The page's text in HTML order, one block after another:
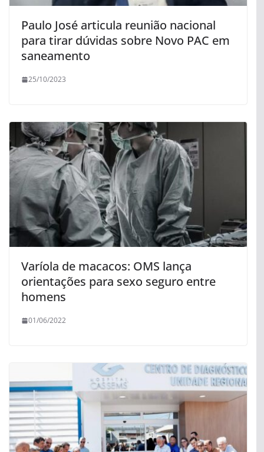
Paulo José articula reunião nacional
para tirar dúvidas sobre Novo PAC em
saneamento
25/10/2023
Varíola de macacos: OMS lança
orientações para sexo seguro entre
homens
01/06/2022